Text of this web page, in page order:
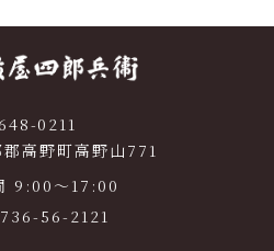
0211
高野町高野山771
9:00〜17:00
56-2121